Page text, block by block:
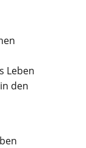
Leben
den